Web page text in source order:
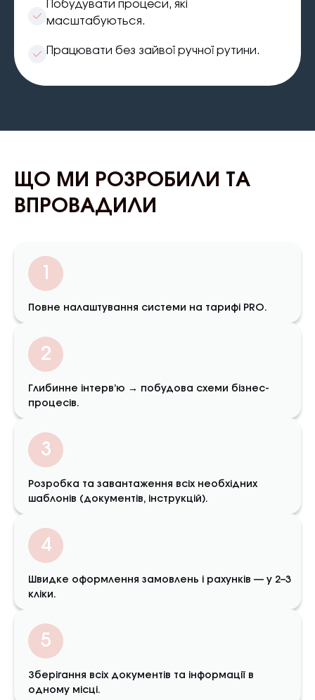
Побудувати процеси, які
масштабуються.
Працювати без зайвої ручної рутини.
ЩО МИ РОЗРОБИЛИ ТА
ВПРОВАДИЛИ
1
Повне налаштування системи на тарифі PRO.
2
Глибинне інтерв’ю → побудова схеми бізнес-
процесів.
3
Розробка та завантаження всіх необхідних
шаблонів (документів, інструкцій).
4
Швидке оформлення замовлень і рахунків — у 2–3
кліки.
5
Зберігання всіх документів та інформації в
одному місці.